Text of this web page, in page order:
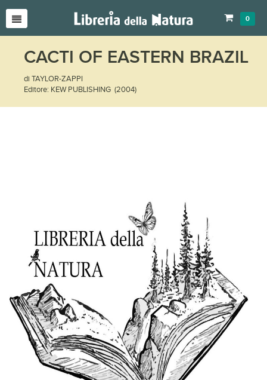
0
CACTI OF EASTERN BRAZIL
di TAYLOR-ZAPPI
Editore: KEW PUBLISHING (2004)